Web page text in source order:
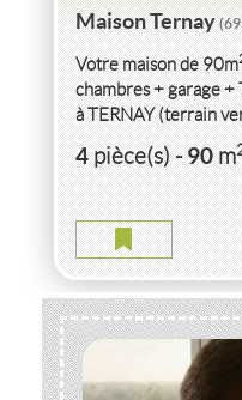
Maison Ternay
Votre maison de 90m
chambres + garage
à TERNAY (terrain
4pièce(s)-90m